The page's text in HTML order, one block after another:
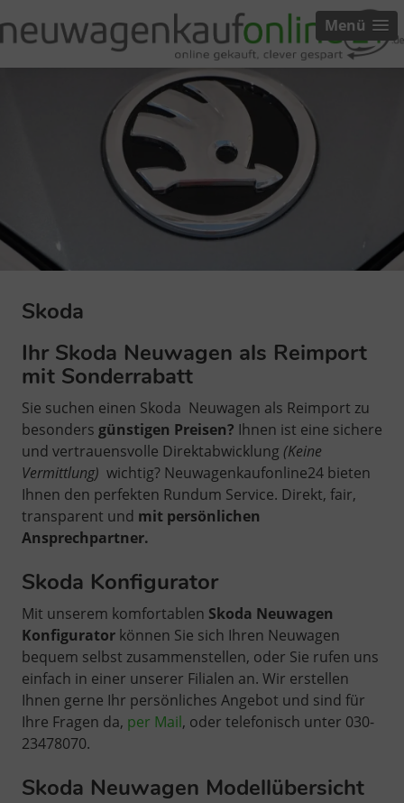
Menü
Skoda
Ihr Skoda Neuwagen als Reimport
mit Sonderrabatt
Sie suchen einen Skoda Neuwagen als Reimport zu
besonders günstigen Preisen? Ihnen ist eine sichere
und vertrauensvolle Direktabwicklung (Keine
Vermittlung) wichtig? Neuwagenkaufonline24 bieten
Ihnen den perfekten Rundum Service. Direkt, fair,
transparent und mit persönlichen
Ansprechpartner.
Skoda Konfigurator
Mit unserem komfortablen Skoda Neuwagen
Konfigurator können Sie sich Ihren Neuwagen
bequem selbst zusammenstellen, oder Sie rufen uns
einfach in einer unserer Filialen an. Wir erstellen
Ihnen gerne Ihr persönliches Angebot und sind für
Ihre Fragen da, per Mail, oder telefonisch unter 030-
23478070.
Skoda Neuwagen Modellübersicht